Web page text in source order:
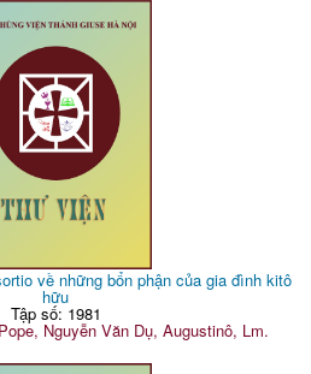
về những bổn phận của gia đình kitô
hữu
Tập số: 1981
Nguyễn Văn Dụ, Augustinô, Lm.